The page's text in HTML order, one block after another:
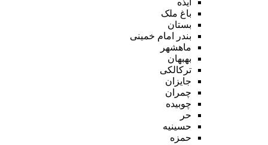
باغ ملک
بستان
بندر امام خمینی
ماهشهر
بهبهان
ترکالکی
جایزان
چمران
چوبیده
حر
حسینیه
حمزه